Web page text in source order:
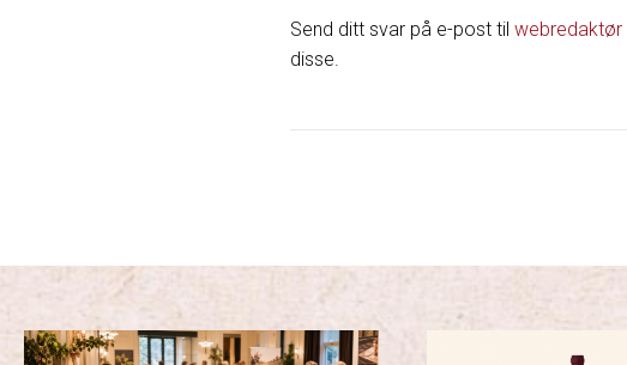
Send ditt svar på e-post til webredaktør
disse.